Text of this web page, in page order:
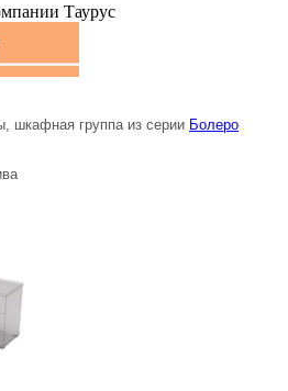
Таурус
шкафная группа из серии Болеро